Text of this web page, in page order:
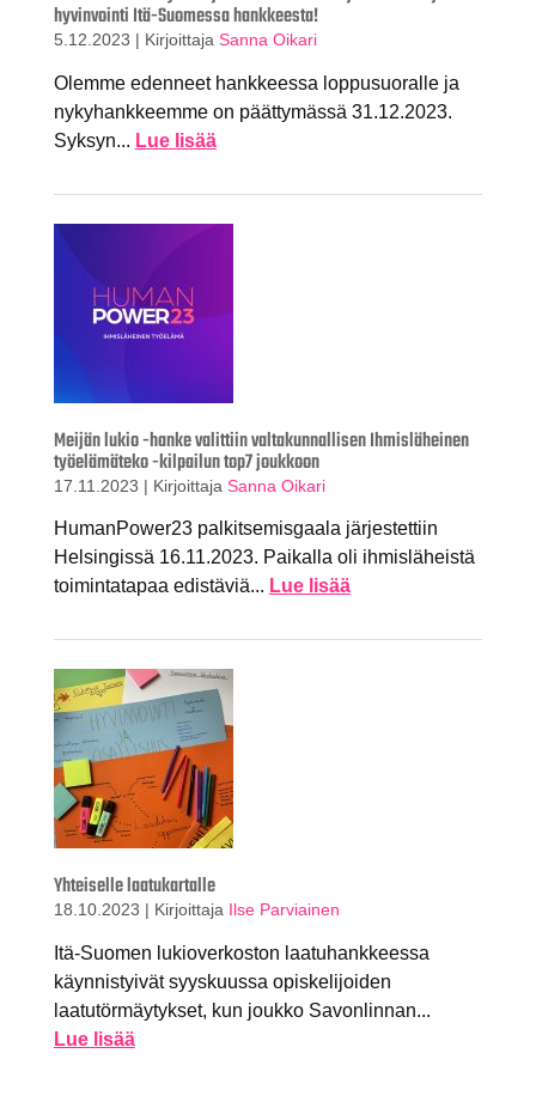
hyvinvointi Itä-Suomessa hankkeesta!
5.12.2023 | Kirjoittaja Sanna Oikari
Olemme edenneet hankkeessa loppusuoralle ja
nykyhankkeemme on päättymässä 31.12.2023.
Syksyn... Lue lisää
Meijän lukio -hanke valittiin valtakunnallisen Ihmisläheinen
työelämäteko -kilpailun top7 joukkoon
17.11.2023 | Kirjoittaja Sanna Oikari
HumanPower23 palkitsemisgaala järjestettiin
Helsingissä 16.11.2023. Paikalla oli ihmisläheistä
toimintatapaa edistäviä... Lue lisää
Yhteiselle laatukartalle
18.10.2023 | Kirjoittaja Ilse Parviainen
Itä-Suomen lukioverkoston laatuhankkeessa
käynnistyivät syyskuussa opiskelijoiden
laatutörmäytykset, kun joukko Savonlinnan...
Lue lisää